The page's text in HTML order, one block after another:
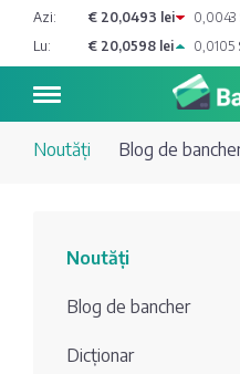
Azi: € 20,0493 lei 0,0043
Lu:
€ 20,0598 lei 0,0105
bancher
Comerțbank
Noutăți Blog de
Noutăți
Blog de bancher
Dicționar